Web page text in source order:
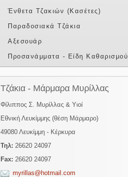
Ένθετα Τζακιών (Κασέτες)
Παραδοσιακά Τζάκια
Αξεσουάρ
Προσανάμματα - Είδη Καθαρισμού
Τζάκια - Μάρμαρα Μυρίλλας
Φίλιππος Σ. Μυρίλλας & Υιοί
Εθνική Λευκίμμης (θέση Μάρμαρο)
49080 Λευκίμμη - Κέρκυρα
Τηλ: 26620 24097
Fax: 26620 24097
myrillas@hotmail.com